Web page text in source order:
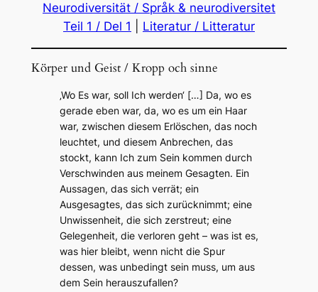
Neurodiversität / Språk & neurodiversitet
Teil 1 / Del 1
Literatur / Litteratur
Körper und Geist / Kropp och sinne
‚Wo Es war, soll Ich werden‘ […] Da, wo es
gerade eben war, da, wo es um ein Haar
war, zwischen diesem Erlöschen, das noch
leuchtet, und diesem Anbrechen, das
stockt, kann Ich zum Sein kommen durch
Verschwinden aus meinem Gesagten. Ein
Aussagen, das sich verrät; ein
Ausgesagtes, das sich zurücknimmt; eine
Unwissenheit, die sich zerstreut; eine
Gelegenheit, die verloren geht – was ist es,
was hier bleibt, wenn nicht die Spur
dessen, was unbedingt sein muss, um aus
dem Sein herauszufallen?